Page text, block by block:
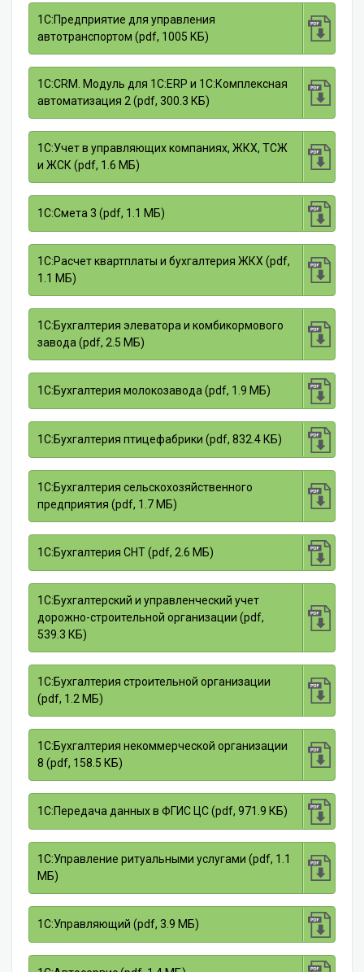
1С:Предприятие для управления
автотранспортом (pdf, 1005 КБ)
1C:CRM. Модуль для 1С:ERP и 1С:Комплексная
автоматизация 2 (pdf, 300.3 КБ)
1С:Учет в управляющих компаниях, ЖКХ, ТСЖ
и ЖСК (pdf, 1.6 МБ)
1С:Смета 3 (pdf, 1.1 МБ)
1С:Расчет квартплаты и бухгалтерия ЖКХ (pdf,
1.1 МБ)
1С:Бухгалтерия элеватора и комбикормового
завода (pdf, 2.5 МБ)
1С:Бухгалтерия молокозавода (pdf, 1.9 МБ)
1С:Бухгалтерия птицефабрики (pdf, 832.4 КБ)
1С:Бухгалтерия сельскохозяйственного
предприятия (pdf, 1.7 МБ)
1С:Бухгалтерия СНТ (pdf, 2.6 МБ)
1С:Бухгалтерский и управленческий учет
дорожно-строительной организации (pdf,
539.3 КБ)
1С:Бухгалтерия строительной организации
(pdf, 1.2 МБ)
1С:Бухгалтерия некоммерческой организации
8 (pdf, 158.5 КБ)
1С:Передача данных в ФГИС ЦС (pdf, 971.9 КБ)
1С:Управление ритуальными услугами (pdf, 1.1
МБ)
1С:Управляющий (pdf, 3.9 МБ)